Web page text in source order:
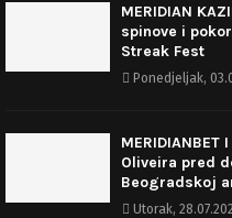
MERIDIAN
spinove i
Streak Fest
Ponedjeljak,
MERIDIANBET
Oliveira pred
Beogradskoj
Utorak,